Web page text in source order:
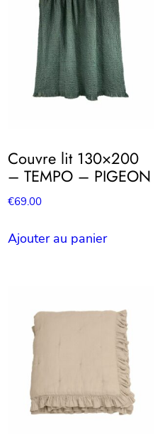
Couvre lit 130×200
– TEMPO – PIGEON
€69.00
Ajouter au panier